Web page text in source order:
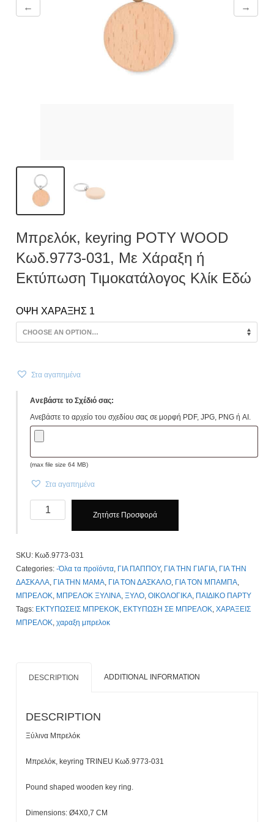
← →
Μπρελόκ, keyring POTY WOOD
Κωδ.9773-031, Με Χάραξη ή
Εκτύπωση Τιμοκατάλογος Κλίκ Εδώ
ΟΨΗ ΧΑΡΑΞΗΣ 1
Στα αγαπημένα
Ανεβάστε το Σχέδιό σας:
Ανεβάστε το αρχείο του σχεδίου σας σε μορφή PDF, JPG, PNG ή AI.
(max file size 64 MB)
Στα αγαπημένα
Μπρελόκ,
keyring
Κωδ.9773-
031,
Με
Χάραξη
ή
Εκτύπωση
quantity
Ζητήστε Προσφορά
SKU: Κωδ.9773-031
Categories:-Όλα τα προϊόντα, ΓΙΑ ΠΑΠΠΟΥ, ΓΙΑ ΤΗΝ ΓΙΑΓΙΑ, ΓΙΑ ΤΗΝ
ΔΑΣΚΑΛΑ, ΓΙΑ ΤΗΝ ΜΑΜΑ, ΓΙΑ ΤΟΝ ΔΑΣΚΑΛΟ, ΓΙΑ ΤΟΝ ΜΠΑΜΠΑ,
ΜΠΡΕΛΟΚ, ΜΠΡΕΛΟΚ ΞΥΛΙΝΑ,ΞΥΛΟ,ΟΙΚΟΛΟΓΙΚΑ, ΠΑΙΔΙΚΟ ΠΑΡΤΥ
Tags: ΕΚΤΥΠΩΣΕΙΣ ΜΠΡΕΚΟΚ, ΕΚΤΥΠΩΣΗ ΣΕ ΜΠΡΕΛΟΚ,ΧΑΡΑΞΕΙΣ
ΜΠΡΕΛΟΚ,χαραξη μπρελοκ
DESCRIPTION ADDITIONAL INFORMATION
DESCRIPTION
Ξύλινα Μπρελόκ
Μπρελόκ, keyring TRINEU Κωδ.9773-031
Ρound shaped wooden key ring.
Dimensions: Ø4X0,7 CM